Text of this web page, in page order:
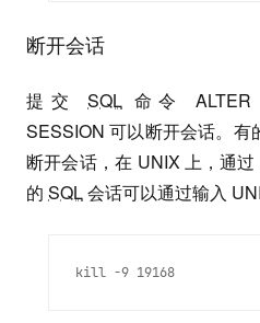
断开会话
提交 SQL 命令 ALTER
SESSION 可以断开会话。有
断开会话，在 UNIX 上，通
的 SQL会话可以通过输入
kill -9 19168